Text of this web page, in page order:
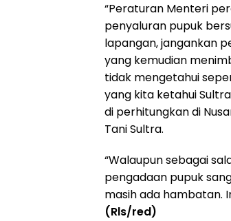
“Peraturan Menteri
penyaluran pupuk
lapangan, jangankan
yang kemudian
tidak mengetahui
yang kita ketahui
di perhitungkan di
Tani Sultra.
“Walaupun sebagai
pengadaan pupuk
masih ada hambatan.
(Rls/red)